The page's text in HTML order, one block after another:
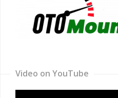
Video on YouTube